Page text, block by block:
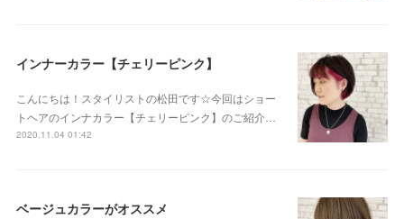
インナーカラー【チェリーピンク】
こんにちは！スタイリストの松田です☆今回はショー
トヘアのインナカラー【チェリーピンク】のご紹介…
2020.11.04 01:42
ベージュカラーがオススメ